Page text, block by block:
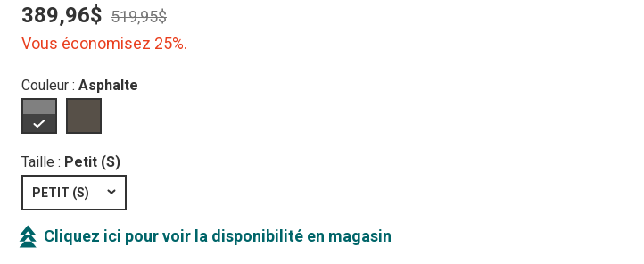
389,96$ 519,95$
Vous économisez 25%.
Couleur : Asphalte
Taille : Petit (S)
PETIT (S)
Cliquez ici pour voir la disponibilité en magasin